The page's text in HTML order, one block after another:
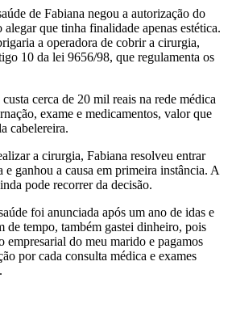
de Fabiana negou a autorização do
que tinha finalidade apenas estética.
a operadora de cobrir a cirurgia,
10 da lei 9656/98, que regulamenta os
cerca de 20 mil reais na rede médica
exame e medicamentos, valor que
cabelereira.
a cirurgia, Fabiana resolveu entrar
e ganhou a causa em primeira instância. A
pode recorrer da decisão.
foi anunciada após um ano de idas e
de tempo, também gastei dinheiro, pois
empresarial do meu marido e pagamos
por cada consulta médica e exames